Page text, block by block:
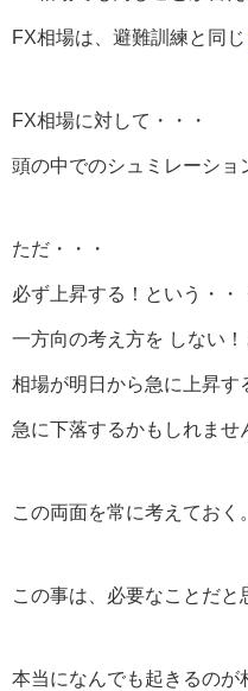
FX相場は、避難訓練と同じ
FX相場に対して・・・
頭の中でのシュミレーショ
ただ・・・
必ず上昇する！という・・
一方向の考え方を しない
相場が明日から急に上昇す
急に下落するかもしれませ
この両面を常に考えておく
この事は、必要なことだと
本当になんでも起きるのが